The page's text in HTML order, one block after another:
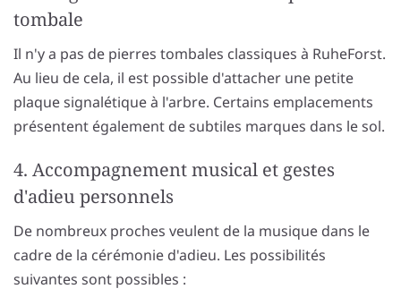
tombale
Il n'y a pas de pierres tombales classiques à RuheForst.
Au lieu de cela, il est possible d'attacher une petite
plaque signalétique à l'arbre. Certains emplacements
présentent également de subtiles marques dans le sol.
4. Accompagnement musical et gestes
d'adieu personnels
De nombreux proches veulent de la musique dans le
cadre de la cérémonie d'adieu. Les possibilités
suivantes sont possibles :